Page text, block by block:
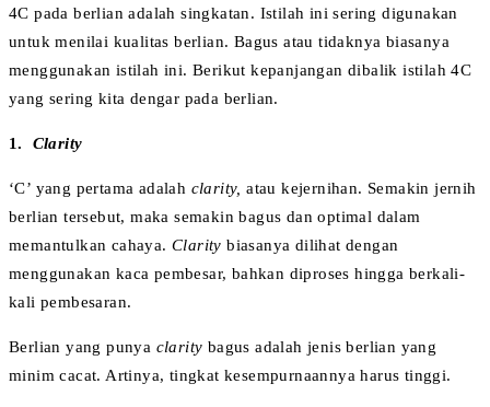
4C pada berlian adalah singkatan. Istilah ini sering digunakan
untuk menilai kualitas berlian. Bagus atau tidaknya biasanya
menggunakan istilah ini. Berikut kepanjangan dibalik istilah 4C
yang sering kita dengar pada berlian.
1. Clarity
‘C’ yang pertama adalah clarity,atau kejernihan. Semakin jernih
berlian tersebut, maka semakin bagus dan optimal dalam
memantulkan cahaya. Claritybiasanya dilihat dengan
menggunakan kaca pembesar, bahkan diproses hingga berkali-
kali pembesaran.
Berlian yang punya clarity bagus adalah jenis berlian yang
minim cacat. Artinya, tingkat kesempurnaannya harus tinggi.